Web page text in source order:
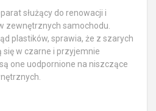
służący do renowacji i
zewnętrznych samochodu.
plastików, sprawia, że z szarych
się w czarne i przyjemnie
one uodpornione na niszczące